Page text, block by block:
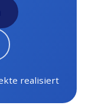
realisiert